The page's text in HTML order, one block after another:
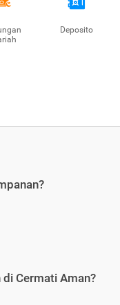
Deposito
Cermati Aman?